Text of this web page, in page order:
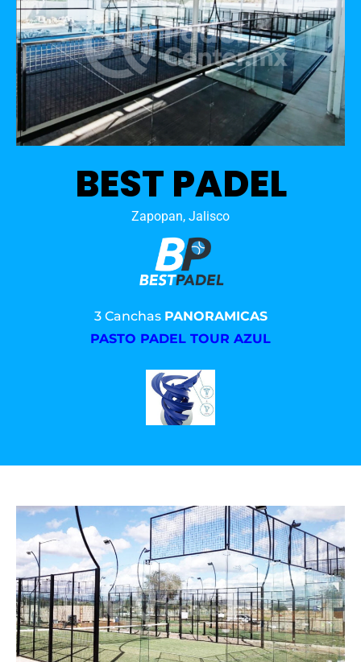
BEST PADEL
Zapopan, Jalisco
3 Canchas PANORAMICAS
PASTO PADEL TOUR AZUL